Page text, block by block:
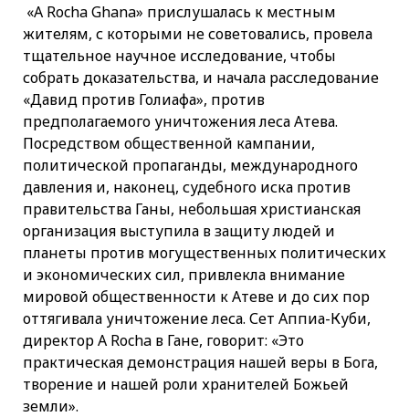
«A Rocha Ghana» прислушалась к местным
жителям, с которыми не советовались, провела
тщательное научное исследование, чтобы
собрать доказательства, и начала расследование
«Давид против Голиафа», против
предполагаемого уничтожения леса Атева.
Посредством общественной кампании,
политической пропаганды, международного
давления и, наконец, судебного иска против
правительства Ганы, небольшая христианская
организация выступила в защиту людей и
планеты против могущественных политических
и экономических сил, привлекла внимание
мировой общественности к Атеве и до сих пор
оттягивала уничтожение леса. Сет Аппиа-Куби,
директор A Rocha в Гане, говорит: «Это
практическая демонстрация нашей веры в Бога,
творение и нашей роли хранителей Божьей
земли».